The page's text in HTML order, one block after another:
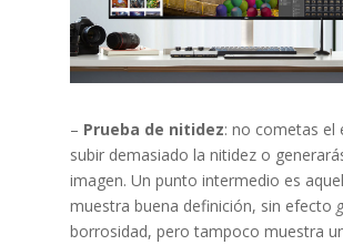
– Prueba de nitidez: no cometas el
subir demasiado la nitidez o
imagen. Un punto intermedio es
muestra buena definición, sin efecto
borrosidad, pero tampoco muestra